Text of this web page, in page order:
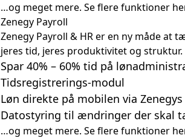
…og meget mere. Se flere funktioner
Zenegy Payroll
Zenegy Payroll & HR er en ny måde at
jeres tid, jeres produktivitet og struktur.
Spar 40% – 60% tid på
Tidsregistrerings-modul
Løn direkte på mobilen via Zenegys
Datostyring til ændringer der skal
…og meget mere. Se flere funktioner